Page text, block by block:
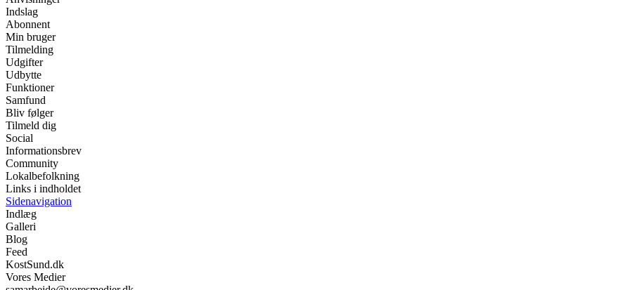
Indslag
Abonnent
Min bruger
Tilmelding
Udgifter
Udbytte
Funktioner
Samfund
Bliv følger
Tilmeld dig
Social
Informationsbrev
Community
Lokalbefolkning
Links i indholdet
Sidenavigation
Indlæg
Galleri
Blog
Feed
KostSund.dk
Vores Medier